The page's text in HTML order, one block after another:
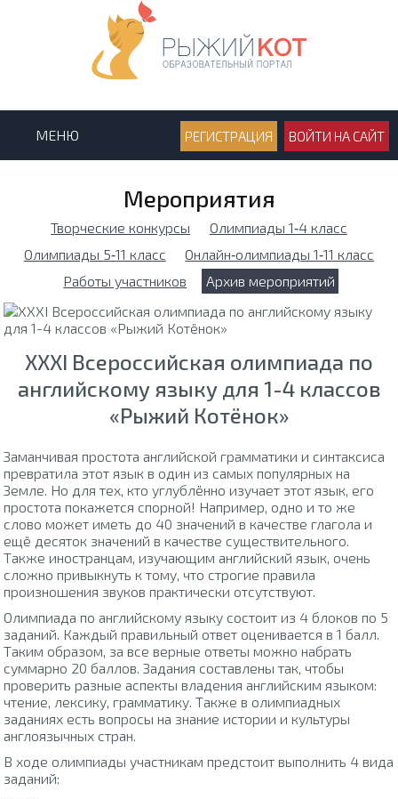
МЕНЮ РЕГИСТРАЦИЯ ВОЙТИ НА САЙТ
Мероприятия
Творческие конкурсы
Олимпиады 1‑4 класс
Олимпиады 5‑11 класс
Онлайн‑олимпиады 1‑11 класс
Работы участников
Архив мероприятий
XXXI Всероссийская олимпиада по
английскому языку для 1-4 классов
«Рыжий Котёнок»
Заманчивая простота английской грамматики и синтаксиса
превратила этот язык в один из самых популярных на
Земле. Но для тех, кто углублённо изучает этот язык, его
простота покажется спорной! Например, одно и то же
слово может иметь до 40 значений в качестве глагола и
ещё десяток значений в качестве существительного.
Также иностранцам, изучающим английский язык, очень
сложно привыкнуть к тому, что строгие правила
произношения звуков практически отсутствуют.
Олимпиада по английскому языку состоит из 4 блоков по 5
заданий. Каждый правильный ответ оценивается в 1 балл.
Таким образом, за все верные ответы можно набрать
суммарно 20 баллов. Задания составлены так, чтобы
проверить разные аспекты владения английским языком:
чтение, лексику, грамматику. Также в олимпиадных
заданиях есть вопросы на знание истории и культуры
англоязычных стран.
В ходе олимпиады участникам предстоит выполнить 4 вида
заданий: